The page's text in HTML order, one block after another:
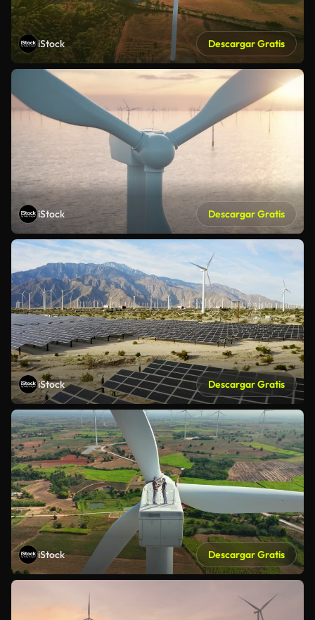
iStock Descargar Gratis
iStock Descargar Gratis
iStock Descargar Gratis
iStock Descargar Gratis